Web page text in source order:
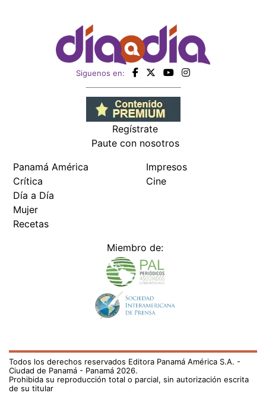
Siguenos en:
Regístrate
Paute con nosotros
Panamá América
Crítica
Día a Día
Mujer
Recetas
Impresos
Cine
Miembro de:
Todos los derechos reservados Editora Panamá América S.A. -
Ciudad de Panamá - Panamá 2026.
Prohibida su reproducción total o parcial, sin autorización escrita
de su titular